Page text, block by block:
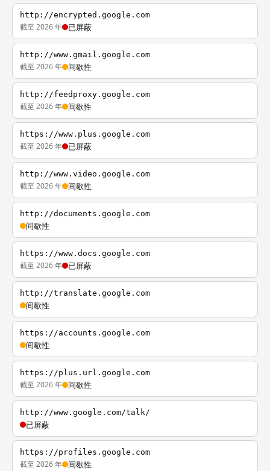
http://encrypted.google.com
截至 2026 年 已屏蔽
http://www.gmail.google.com
截至 2026 年 间歇性
http://feedproxy.google.com
截至 2026 年 间歇性
https://www.plus.google.com
截至 2026 年 已屏蔽
http://www.video.google.com
截至 2026 年 间歇性
http://documents.google.com
间歇性
https://www.docs.google.com
截至 2026 年 已屏蔽
http://translate.google.com
间歇性
https://accounts.google.com
间歇性
https://plus.url.google.com
截至 2026 年 间歇性
http://www.google.com/talk/
已屏蔽
https://profiles.google.com
截至 2026 年 间歇性